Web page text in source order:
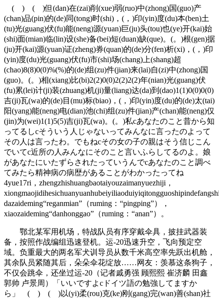
( ) ( )但(dan)在(zai)削(xue)弱(ruo)中(zhong)国(guo)产
(chan)品(pin)的(de)同(tong)时(shi)，(，)印(yin)度(du)本(ben)土
(tu)光(guang)伏(fu)能(neng)源(yuan)巨(ju)头(tou)也(ye)开(kai)始
(shi)面(mian)临(lin)设(she)备(bei)短(duan)缺(que)。(。)根(gen)据
(ju)开(kai)源(yuan)证(zheng)券(quan)的(de)分(fen)析(xi)，(，)印
(yin)度(du)光(guang)伏(fu)市(shi)场(chang)上(shang)超
(chao)8(8)0(0)%(%)的(de)组(zu)件(jian)来(lai)自(zi)中(zhong)国
(guo)。(。)相(xiang)比(bi)2(2)0(0)2(2)2(2)年(nian)光(guang)伏
(fu)累(lei)计(ji)装(zhuang)机(ji)量(liang)达(da)到(dao)1(1)0(0)0(0)
吉(ji)瓦(wa)的(de)目(mu)标(biao)，(，)印(yin)度(du)的(de)太(tai)
阳(yang)能(neng)电(dian)池(chi)组(zu)件(jian)产(chan)能(neng)仅
(jin)为(wei)1(1)5(5)吉(ji)瓦(wa)。(。)私cあなたのこと昔から知
ってるしcそういう人じゃないってみんなに言ったのよって
その人は言ったわ。でもねcその女の子の親はそう信じこん
でいてc近所の人みんなにそのこと言いふらしてるのよ。娘
があなたにいたずらされたっていうんでcあなたのこと調べ
てみたら精神病の病歴があることがわかったってね
4yue17ri，zhengzhishuangbaotaiyouzaimanyuezhiji，
dazaideming“reganmian”（ruming：“pingping”），
xiaozaideming“danhonggao”（ruming：“anan”）。
鄂北某军用机场，特战队员有序穿戴伞具，披挂武器装
备，按照作战编组迅速登机。运-20迅速升空，飞向预定空
域。负重最大的两名军犬训导员从数千米高空率先跃出机舱，
其余队员紧随其后，朵朵伞花绽放……网友：羡慕这条狗子，
不仅会跳伞，还坐过运-20（记者戚勇强 顾熙熙 崔济麟 田鑫
郭帅 卢景周）「いいですよcドイツ語の勉強してますか
ら」 ( ) ( )以(yi)柔(rou)克(ke)刚(gang)完(wan)善(shan)社